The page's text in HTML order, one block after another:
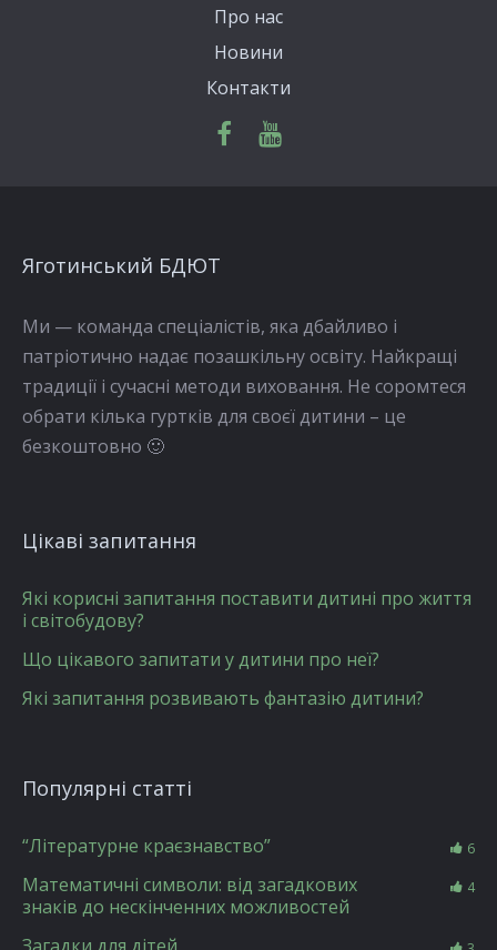
Про нас
Новини
Контакти
Яготинський БДЮТ
Ми — команда спеціалістів, яка дбайливо і
патріотично надає позашкільну освіту. Найкращі
традиції і сучасні методи виховання. Не соромтеся
обрати кілька гуртків для своєї дитини – це
безкоштовно 🙂
Цікаві запитання
Які корисні запитання поставити дитині про життя
і світобудову?
Що цікавого запитати у дитини про неї?
Які запитання розвивають фантазію дитини?
Популярні статті
“Літературне краєзнавство” 6
Математичні символи: від загадкових
знаків до нескінченних можливостей
4